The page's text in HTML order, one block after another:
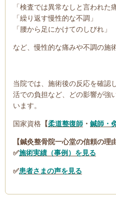
「検査では異常なしと言われた
「繰り返す慢性的な不調」
「腰から足にかけてのしびれ」
など、慢性的な痛みや不調の施
当院では、施術後の反応を確認
活での負担など、どの影響が強
います。
国家資格 【柔道整復師 ・ 鍼師・
【鍼灸整骨院一心堂の信頼の理
✅施術実績（事例）を見る
✅患者さまの声を見る